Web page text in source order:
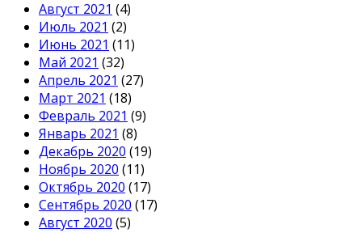
Август 2021 (4)
Июль 2021 (2)
Июнь 2021 (11)
Май 2021 (32)
Апрель 2021 (27)
Март 2021 (18)
Февраль 2021 (9)
Январь 2021 (8)
Декабрь 2020 (19)
Ноябрь 2020 (11)
Октябрь 2020 (17)
Сентябрь 2020 (17)
Август 2020 (5)